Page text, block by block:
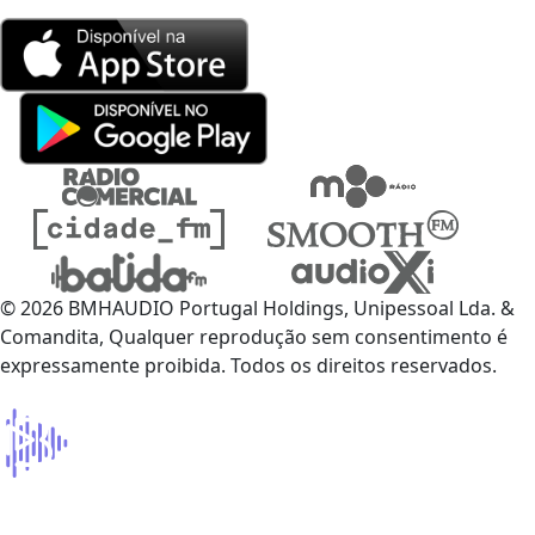
© 2026 BMHAUDIO Portugal Holdings, Unipessoal Lda. &
Comandita, Qualquer reprodução sem consentimento é
expressamente proibida. Todos os direitos reservados.